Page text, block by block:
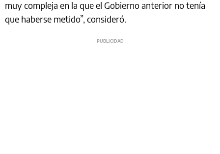
muy compleja en la que el Gobierno anterior no tenía
que haberse metido”, consideró.